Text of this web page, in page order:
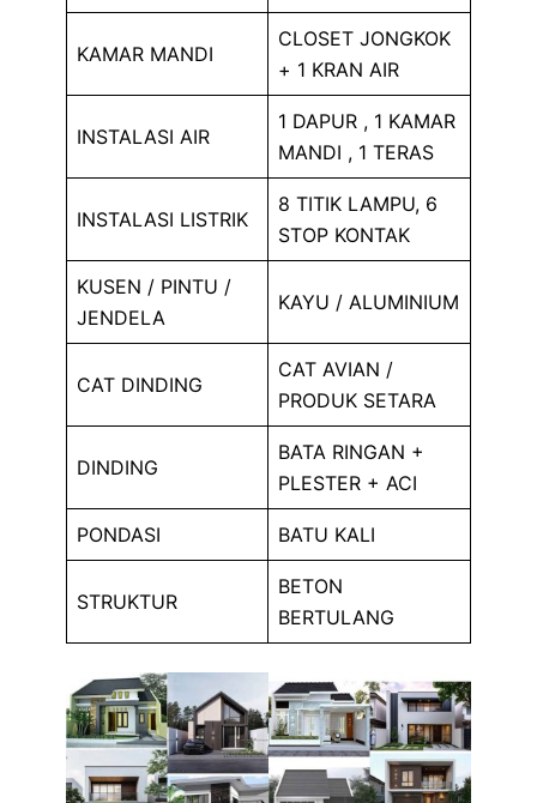
KAMAR MANDI
CLOSET JONGKOK
+ 1 KRAN AIR
INSTALASI AIR
1 DAPUR , 1 KAMAR
MANDI , 1 TERAS
INSTALASI LISTRIK
8 TITIK LAMPU, 6
STOP KONTAK
KUSEN / PINTU /
JENDELA
KAYU / ALUMINIUM
CAT DINDING
CAT AVIAN /
PRODUK SETARA
DINDING
BATA RINGAN +
PLESTER + ACI
PONDASI BATU KALI
STRUKTUR
BETON
BERTULANG